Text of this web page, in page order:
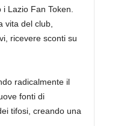
Lazio Fan Token.
vita del club,
ricevere sconti su
radicalmente il
fonti di
tifosi, creando una